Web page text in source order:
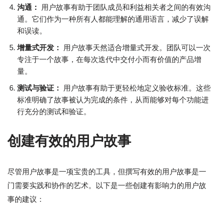
沟通：
用户故事有助于团队成员和利益相关者之间的有效沟
通。它们作为一种所有人都能理解的通用语言，减少了误解
和误读。
增量式开发：
用户故事天然适合增量式开发。团队可以一次
专注于一个故事，在每次迭代中交付小而有价值的产品增
量。
测试与验证：
用户故事有助于更轻松地定义验收标准。这些
标准明确了故事被认为完成的条件，从而能够对每个功能进
行充分的测试和验证。
创建有效的用户故事
尽管用户故事是一项宝贵的工具，但撰写有效的用户故事是一
门需要实践和协作的艺术。以下是一些创建有影响力的用户故
事的建议：